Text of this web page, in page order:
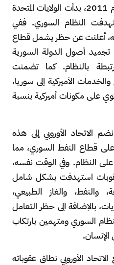
بعد اندلاع الأزمة السورية عام 2011، بدأت الولايات المتحدة
النظام السوري. ففي
أعلنت عن حظر يشمل قطاع
تجميد أصول الدولة السورية
بالنظام. كما تضمنت
الأميركية إلى سوريا،
على مكونات أميركية بنسبة
أيلول 2011، انضم الاتحاد الأوروبي إلى هذه
قطاع النفط السوري، مما
النظام. وفي الوقت نفسه،
استهدفت بشكل شامل
والنفط، والغاز الطبيعي،
بالإضافة إلى حظر التعامل
السوري ومتهمين بارتكاب
2012، وسّع الاتحاد الأوروبي نطاق عقوباته